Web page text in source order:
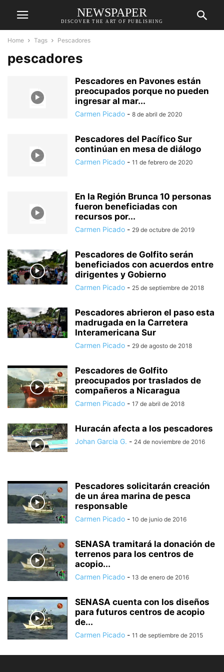
NEWSPAPER
DISCOVER THE ART OF PUBLISHING
Home Tags Pescadores
pescadores
Pescadores en Pavones están
preocupados porque no pueden
ingresar al mar...
Carmen Picado - 8 de abril de 2020
Pescadores del Pacífico Sur
continúan en mesa de diálogo
Carmen Picado - 11 de febrero de 2020
En la Región Brunca 10 personas
fueron beneficiadas con
recursos por...
Carmen Picado - 29 de octubre de 2019
Pescadores de Golfito serán
beneficiados con acuerdos entre
dirigentes y Gobierno
Carmen Picado - 25 de septiembre de 2018
Pescadores abrieron el paso esta
madrugada en la Carretera
Interamericana Sur
Carmen Picado - 29 de agosto de 2018
Pescadores de Golfito
preocupados por traslados de
compañeros a Nicaragua
Carmen Picado - 17 de abril de 2018
Huracán afecta a los pescadores
Johan Garcia G. - 24 de noviembre de 2016
Pescadores solicitarán creación
de un área marina de pesca
responsable
Carmen Picado - 10 de junio de 2016
SENASA tramitará la donación de
terrenos para los centros de
acopio...
Carmen Picado - 13 de enero de 2016
SENASA cuenta con los diseños
para futuros centros de acopio
de...
Carmen Picado - 11 de septiembre de 2015